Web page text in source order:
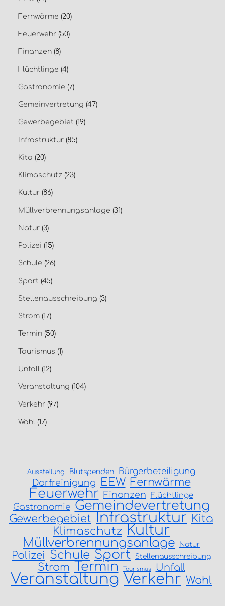
Fernwärme (20)
Feuerwehr (50)
Finanzen (8)
Flüchtlinge (4)
Gastronomie (7)
Gemeinvertretung (47)
Gewerbegebiet (19)
Infrastruktur (85)
Kita (20)
Klimaschutz (23)
Kultur (86)
Müllverbrennungsanlage (31)
Natur (3)
Polizei (15)
Schule (26)
Sport (45)
Stellenausschreibung (3)
Strom (17)
Termin (50)
Tourismus (1)
Unfall (12)
Veranstaltung (104)
Verkehr (97)
Wahl (17)
Ausstellung Blutspenden Bürgerbeteiligung
Dorfreinigung EEW Fernwärme
Feuerwehr Finanzen Flüchtlinge
Gastronomie Gemeindevertretung
Gewerbegebiet Infrastruktur Kita
Klimaschutz Kultur
Müllverbrennungsanlage Natur
Polizei Schule Sport Stellenausschreibung
Strom Termin Tourismus Unfall
Veranstaltung Verkehr Wahl